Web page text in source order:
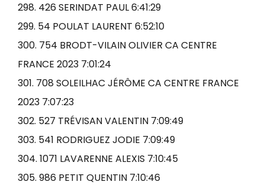
298. 426 SERINDAT PAUL 6:41:29
299. 54 POULAT LAURENT 6:52:10
300. 754 BRODT-VILAIN OLIVIER CA CENTRE
FRANCE 2023 7:01:24
301. 708 SOLEILHAC JÉRÔME CA CENTRE FRANCE
2023 7:07:23
302. 527 TRÉVISAN VALENTIN 7:09:49
303. 541 RODRIGUEZ JODIE 7:09:49
304. 1071 LAVARENNE ALEXIS 7:10:45
305. 986 PETIT QUENTIN 7:10:46